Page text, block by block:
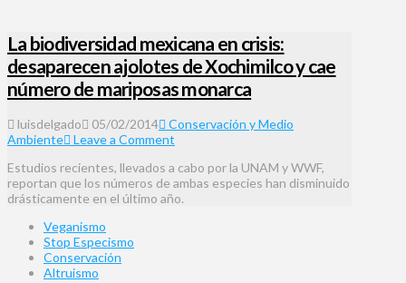
La biodiversidad mexicana en crisis:
desaparecen ajolotes de Xochimilco y cae
número de mariposas monarca
luisdelgado 05/02/2014
Conservación y Medio
Ambiente
Leave a Comment
Estudios recientes, llevados a cabo por la UNAM y WWF,
reportan que los números de ambas especies han disminuido
drásticamente en el último año.
Veganismo
Stop Especismo
Conservación
Altruismo